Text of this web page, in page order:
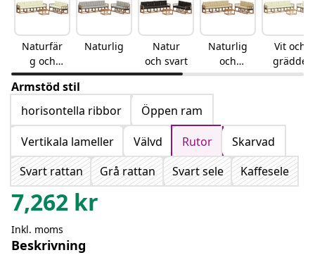
Naturfär
g och
gräddvit
Naturlig
Natur
och svart
Naturlig
och
beige
Vit och
grädde
Armstöd stil
horisontella ribbor
Öppen ram
Vertikala lameller
Välvd Rutor
Skarvad
Svart rattan
Grå rattan Svart sele Kaffesele
7,262 kr
Inkl. moms
Beskrivning